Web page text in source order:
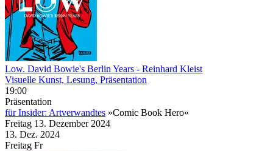
Low. David Bowie's Berlin Years - Reinhard Kleist
Visuelle Kunst, Lesung, Präsentation
19:00
Präsentation
für Insider: Artverwandtes »Comic Book Hero«
Freitag 13. Dezember 2024
13. Dez. 2024
Freitag Fr